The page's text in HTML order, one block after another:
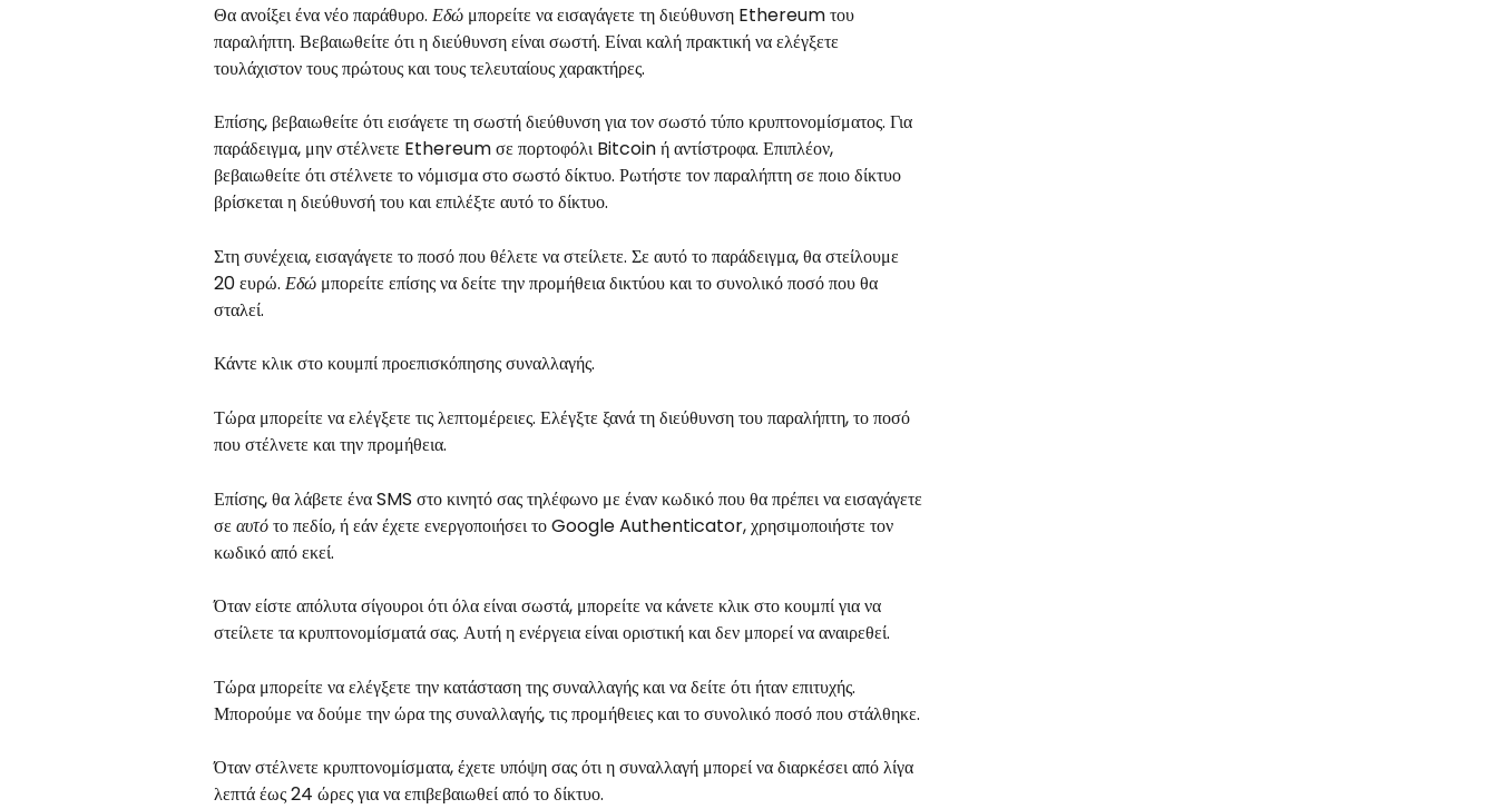
Θα ανοίξει ένα νέο παράθυρο. Εδώ μπορείτε να εισαγάγετε τη διεύθυνση Ethereum του
παραλήπτη. Βεβαιωθείτε ότι η διεύθυνση είναι σωστή. Είναι καλή πρακτική να ελέγξετε
τουλάχιστον τους πρώτους και τους τελευταίους χαρακτήρες.
Επίσης, βεβαιωθείτε ότι εισάγετε τη σωστή διεύθυνση για τον σωστό τύπο κρυπτονομίσματος. Για
παράδειγμα, μην στέλνετε Ethereum σε πορτοφόλι Bitcoin ή αντίστροφα. Επιπλέον,
βεβαιωθείτε ότι στέλνετε το νόμισμα στο σωστό δίκτυο. Ρωτήστε τον παραλήπτη σε ποιο δίκτυο
βρίσκεται η διεύθυνσή του και επιλέξτε αυτό το δίκτυο.
Στη συνέχεια, εισαγάγετε το ποσό που θέλετε να στείλετε. Σε αυτό το παράδειγμα, θα στείλουμε
20 ευρώ. Εδώ μπορείτε επίσης να δείτε την προμήθεια δικτύου και το συνολικό ποσό που θα
σταλεί.
Κάντε κλικ στο κουμπί προεπισκόπησης συναλλαγής.
Τώρα μπορείτε να ελέγξετε τις λεπτομέρειες. Ελέγξτε ξανά τη διεύθυνση του παραλήπτη, το ποσό
που στέλνετε και την προμήθεια.
Επίσης, θα λάβετε ένα SMS στο κινητό σας τηλέφωνο με έναν κωδικό που θα πρέπει να εισαγάγετε
σε αυτό το πεδίο, ή εάν έχετε ενεργοποιήσει το Google Authenticator, χρησιμοποιήστε τον
κωδικό από εκεί.
Όταν είστε απόλυτα σίγουροι ότι όλα είναι σωστά, μπορείτε να κάνετε κλικ στο κουμπί για να
στείλετε τα κρυπτονομίσματά σας. Αυτή η ενέργεια είναι οριστική και δεν μπορεί να αναιρεθεί.
Τώρα μπορείτε να ελέγξετε την κατάσταση της συναλλαγής και να δείτε ότι ήταν επιτυχής.
Μπορούμε να δούμε την ώρα της συναλλαγής, τις προμήθειες και το συνολικό ποσό που στάλθηκε.
Όταν στέλνετε κρυπτονομίσματα, έχετε υπόψη σας ότι η συναλλαγή μπορεί να διαρκέσει από λίγα
λεπτά έως 24 ώρες για να επιβεβαιωθεί από το δίκτυο.